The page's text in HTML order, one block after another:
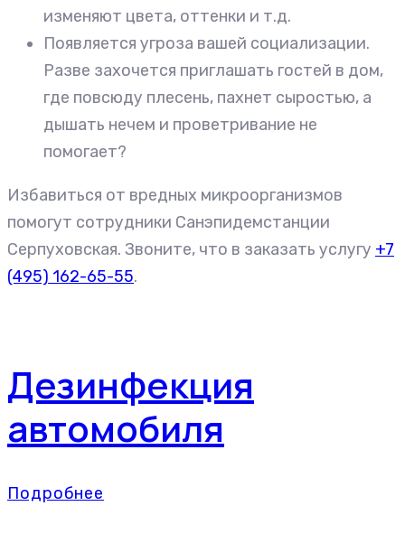
изменяют цвета, оттенки и т.д.
Появляется угроза вашей социализации.
Разве захочется приглашать гостей в дом,
где повсюду плесень, пахнет сыростью, а
дышать нечем и проветривание не
помогает?
Избавиться от вредных микроорганизмов
помогут сотрудники Санэпидемстанции
Серпуховская. Звоните, что в заказать услугу +7
(495) 162-65-55.
Дезинфекция
автомобиля
Подробнее